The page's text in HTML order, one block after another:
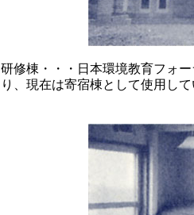
研修棟・・・日本環境教育フォ
り、現在は寄宿棟として使用し